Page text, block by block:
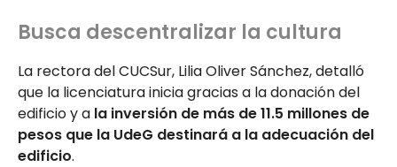
Busca descentralizar la cultura
La rectora del CUCSur, Lilia Oliver Sánchez, detalló
que la licenciatura inicia gracias a la donación del
edificio y a la inversión de más de 11.5 millones de
pesos que la UdeG destinará a la adecuación del
edificio.